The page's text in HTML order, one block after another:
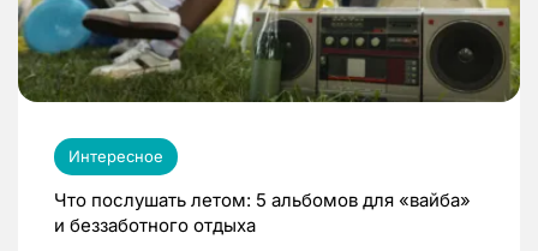
Интересное
Что послушать летом: 5 альбомов для «вайба»
и беззаботного отдыха